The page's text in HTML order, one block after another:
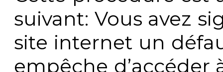
suivant: Vous avez
site internet un
empêche